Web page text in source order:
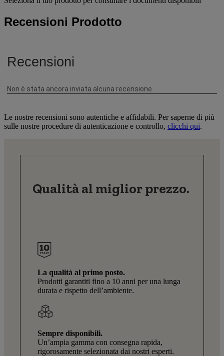
Recensioni Prodotto
Le nostre recensioni sono autentiche e affidabili. Per saperne di più
sulle nostre procedure di autenticazione e controllo, clicchi qui.
Qualità al miglior prezzo.
La qualità al primo posto.
Prodotti garantiti fino a 10 anni per una lunga
durata e rispetto dell’ambiente.
Sempre disponibili.
Un’ampia gamma con consegna rapida,
rigorosamente selezionata dai nostri esperti.